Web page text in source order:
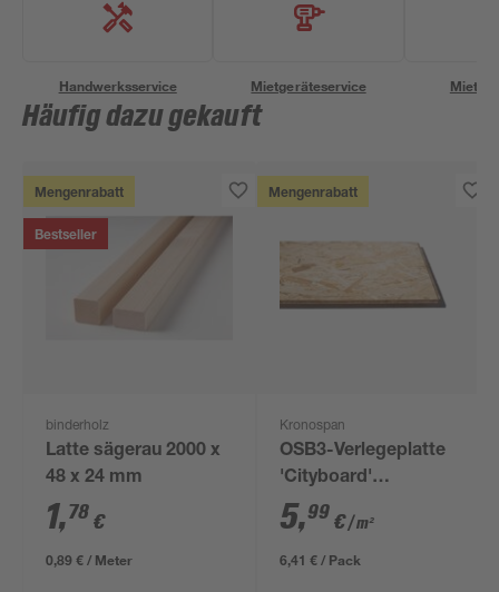
Handwerksservice Mietgeräteservice
Häufig dazu gekauft
Mengenrabatt
Bestseller
binderholz
Latte sägerau 2000 x
48 x 24 mm
1,78 €
0,89 € / Meter
Mengenrabatt
Kronospan
OSB3-Verlegeplatte
'Cityboard'
ungeschliffen 1690 x
634 x 12 mm
5,99 €/ m²
6,41 € / Pack